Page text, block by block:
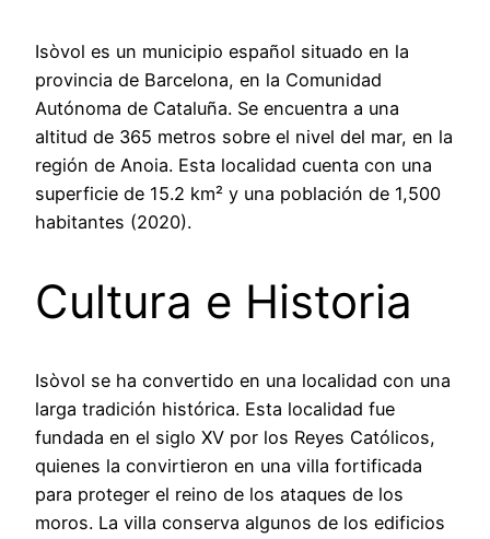
Isòvol es un municipio español situado en la
provincia de Barcelona, en la Comunidad
Autónoma de Cataluña. Se encuentra a una
altitud de 365 metros sobre el nivel del mar, en la
región de Anoia. Esta localidad cuenta con una
superficie de 15.2 km² y una población de 1,500
habitantes (2020).
Cultura e Historia
Isòvol se ha convertido en una localidad con una
larga tradición histórica. Esta localidad fue
fundada en el siglo XV por los Reyes Católicos,
quienes la convirtieron en una villa fortificada
para proteger el reino de los ataques de los
moros. La villa conserva algunos de los edificios